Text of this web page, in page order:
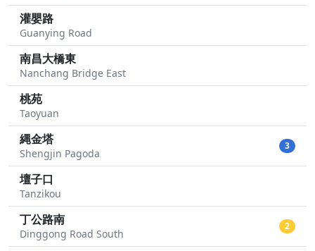
灌嬰路
Guanying Road
南昌大橋東
Nanchang Bridge East
桃苑
Taoyuan
縄金塔
Shengjin Pagoda
3
壇子口
Tanzikou
丁公路南
Dinggong Road South
2